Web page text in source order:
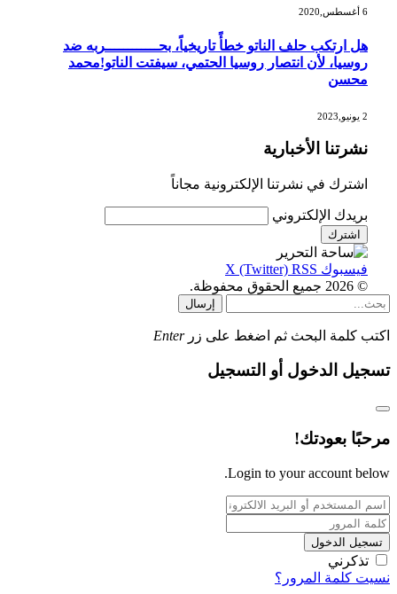
هل ارتكب حلف الناتو خطأً تاريخياً، بحــــــــــــربه ضد
روسيا، لأن انتصار روسيا الحتمي، سيفتت الناتو!محمد
محسن
نشرتنا الأخبارية
اشترك في نشرتنا الإلكترونية مجاناً
بريدك الإلكتروني
فيسبوك X (Twitter) RSS
© 2026 جميع الحقوق محفوظة.
إرسال
اكتب كلمة البحث ثم اضغط على زر Enter
تسجيل الدخول أو التسجيل
مرحبًا بعودتك!
Login to your account below.
تسجيل الدخول
تذكرني
نسيت كلمة المرور؟